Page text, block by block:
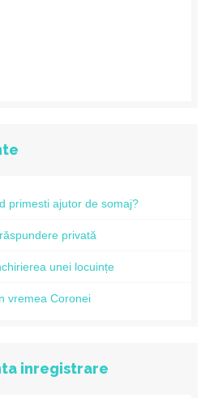
primesti ajutor de somaj?
privată
unei locuințe
vremea Coronei
inregistrare